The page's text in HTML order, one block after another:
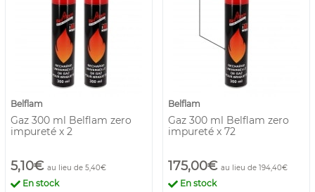
Belflam
Gaz 300 ml Belflam zero
impureté x 2
5,10€ au lieu de 5,40€
En stock
Belflam
Gaz 300 ml Belflam zero
impureté x 72
175,00€ au lieu de 194,40€
En stock